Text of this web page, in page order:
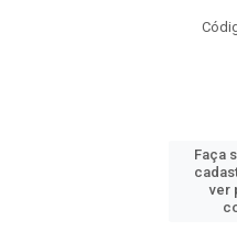
Faça
ver